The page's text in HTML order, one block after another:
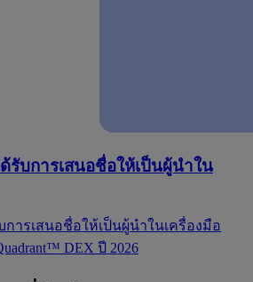
ด้รับการเสนอชื่อให้เป็นผู้นำใน
บการเสนอชื่อให้เป็นผู้นำในเครื่องมือ
DEX ปี 2026